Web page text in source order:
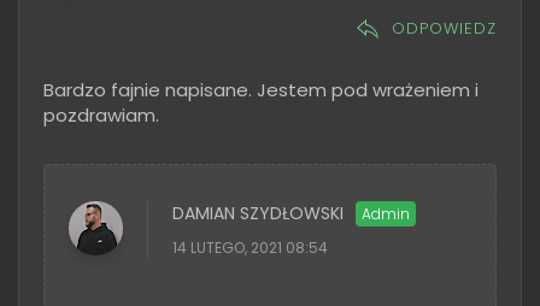
ODPOWIEDZ
Bardzo fajnie napisane. Jestem pod wrażeniem i
pozdrawiam.
DAMIAN SZYDŁOWSKI
14 LUTEGO, 2021 08:54